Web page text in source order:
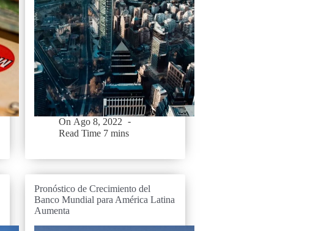
On Ago 8, 2022
Read Time 7 mins
Pronóstico de Crecimiento del
Banco Mundial para América Latina
Aumenta